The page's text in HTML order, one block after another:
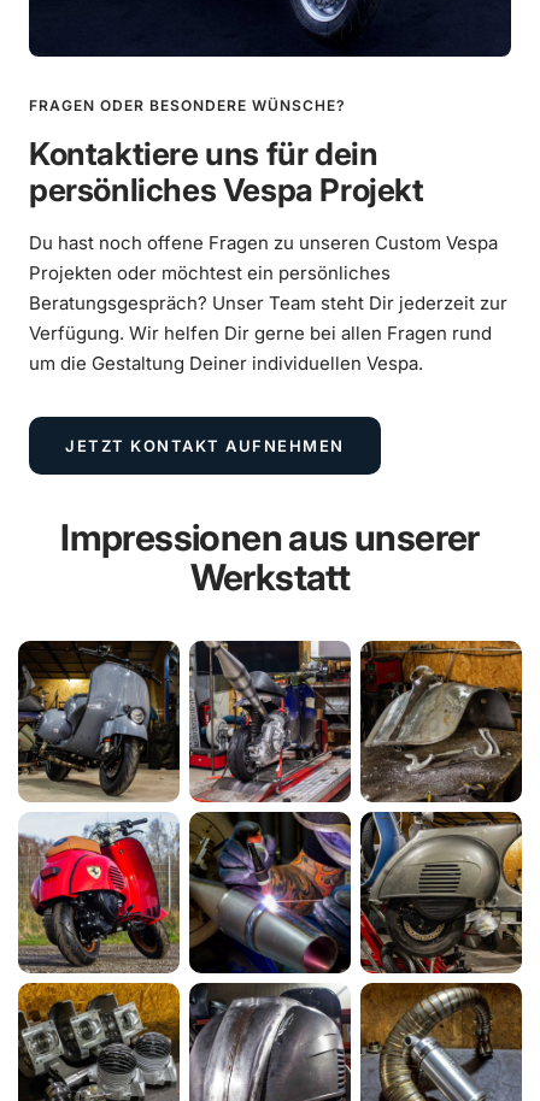
FRAGEN ODER BESONDERE WÜNSCHE?
Kontaktiere uns für dein
persönliches Vespa Projekt
Du hast noch offene Fragen zu unseren Custom Vespa
Projekten oder möchtest ein persönliches
Beratungsgespräch? Unser Team steht Dir jederzeit zur
Verfügung. Wir helfen Dir gerne bei allen Fragen rund
um die Gestaltung Deiner individuellen Vespa.
JETZT KONTAKT AUFNEHMEN
Impressionen aus unserer
Werkstatt
Vespa 250ccm Wideframe Umbau mit